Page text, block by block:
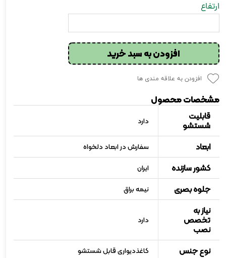
ارتفاع
افزودن به سبد خرید
افزودن به علاقه مندی ها
مشخصات محصول
قابلیت
شستشو دارد
ابعاد سفارش در ابعاد دلخواه
کشور سازنده ایران
جلوه بصری نیمه براق
نیاز به
تخصص
نصب
دارد
نوع جنس کاغذدیواری قابل شستشو